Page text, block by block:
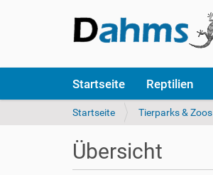
k
Startseite Reptilien
S
e
s
i
Startseite Tierparks & Zoos
Übersicht